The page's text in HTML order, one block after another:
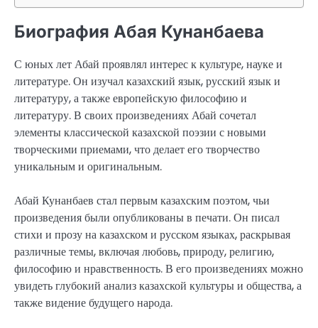
Биография Абая Кунанбаева
С юных лет Абай проявлял интерес к культуре, науке и
литературе. Он изучал казахский язык, русский язык и
литературу, а также европейскую философию и
литературу. В своих произведениях Абай сочетал
элементы классической казахской поэзии с новыми
творческими приемами, что делает его творчество
уникальным и оригинальным.
Абай Кунанбаев стал первым казахским поэтом, чьи
произведения были опубликованы в печати. Он писал
стихи и прозу на казахском и русском языках, раскрывая
различные темы, включая любовь, природу, религию,
философию и нравственность. В его произведениях можно
увидеть глубокий анализ казахской культуры и общества, а
также видение будущего народа.